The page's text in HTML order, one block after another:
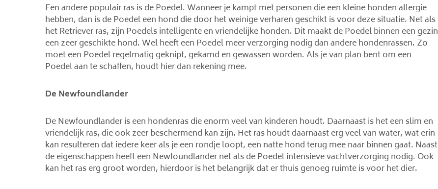
Een andere populair ras is de Poedel. Wanneer je kampt met personen die een kleine honden allergie
hebben, dan is de Poedel een hond die door het weinige verharen geschikt is voor deze situatie. Net als
het Retriever ras, zijn Poedels intelligente en vriendelijke honden. Dit maakt de Poedel binnen een gezin
een zeer geschikte hond. Wel heeft een Poedel meer verzorging nodig dan andere hondenrassen. Zo
moet een Poedel regelmatig geknipt, gekamd en gewassen worden. Als je van plan bent om een
Poedel aan te schaffen, houdt hier dan rekening mee.
De Newfoundlander
De Newfoundlander is een hondenras die enorm veel van kinderen houdt. Daarnaast is het een slim en
vriendelijk ras, die ook zeer beschermend kan zijn. Het ras houdt daarnaast erg veel van water, wat erin
kan resulteren dat iedere keer als je een rondje loopt, een natte hond terug mee naar binnen gaat. Naast
de eigenschappen heeft een Newfoundlander net als de Poedel intensieve vachtverzorging nodig. Ook
kan het ras erg groot worden, hierdoor is het belangrijk dat er thuis genoeg ruimte is voor het dier.